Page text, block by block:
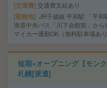
交通費 交通費支給あり
勤務地 JR千歳線 平和駅 「平
海道中央バス「川下会館前」から
マイカー通勤OK（無料駐車場あり
短期×オープニング【モン
札幌[派遣]